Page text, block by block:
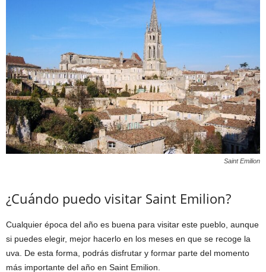
Saint Emilion
¿Cuándo puedo visitar Saint Emilion?
Cualquier época del año es buena para visitar este pueblo, aunque
si puedes elegir, mejor hacerlo en los meses en que se recoge la
uva. De esta forma, podrás disfrutar y formar parte del momento
más importante del año en Saint Emilion.